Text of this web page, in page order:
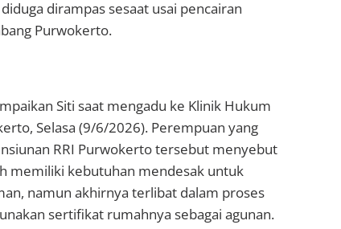
dirampas sesaat usai pencairan
Purwokerto.
Siti saat mengadu ke Klinik Hukum
Selasa (9/6/2026). Perempuan yang
RRI Purwokerto tersebut menyebut
memiliki kebutuhan mendesak untuk
namun akhirnya terlibat dalam proses
sertifikat rumahnya sebagai agunan.